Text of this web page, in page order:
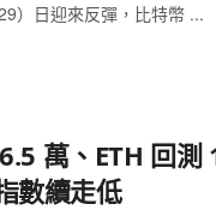
）日迎來反彈，比特幣 ...
萬、ETH 回測
數續走低